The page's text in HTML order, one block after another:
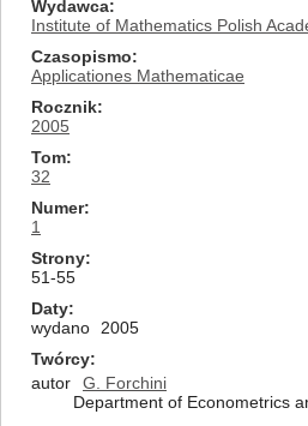
Wydawca
Institute of Mathematics Polish
Czasopismo
Applicationes Mathematicae
Rocznik
2005
Tom
32
Numer
1
Strony
51-55
Daty
wydano
2005
Twórcy
autor
G. Forchini
Department of Econometrics